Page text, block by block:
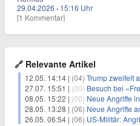
29.04.2026 · 15:16 Uhr
[1 Kommentar]
🔗 Relevante Artikel
12.05. 14:14 | (04) Trump zweifelt an
27.07. 15:51 | (00) Besuch bei
08.05. 15:22 | (00) Neue Angriffe in
28.05. 13:28 | (06) Neue Angriffe am
26.05. 06:54 | (06) US-Militär: